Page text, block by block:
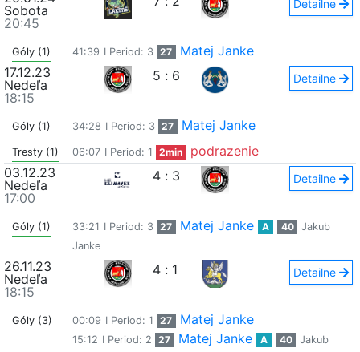
Sobota
20:45
Detailne
Góly (1) 41:39 I Period: 3 27
Matej Janke
17.12.23
Nedeľa
18:15
5 : 6 Detailne
Góly (1) 34:28 I Period: 3 27 Matej Janke
Tresty (1) 06:07 I Period: 1 2min
podrazenie
03.12.23
Nedeľa
17:00
4 : 3 Detailne
Góly (1) 33:21 I Period: 3 27 Matej Janke A 40
Jakub
Janke
26.11.23
Nedeľa
18:15
4 : 1 Detailne
Góly (3) 00:09 I Period: 1 27 Matej Janke
15:12 I Period: 2 27 Matej Janke A 40
Jakub